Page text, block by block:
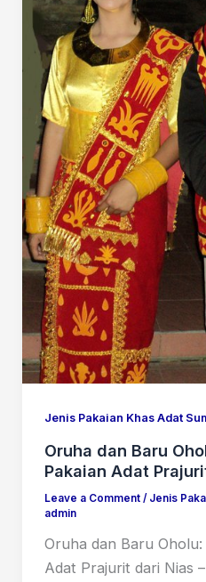
Jenis Pakaian Khas Adat
Oruha dan Baru
Pakaian Adat
Leave a Comment / Jenis
admin
Oruha dan Baru
Adat Prajurit dari Nias